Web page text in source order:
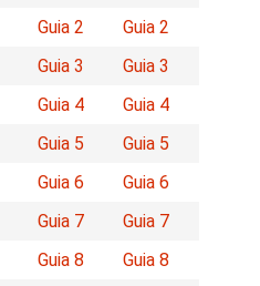
Guia 2
Guia 2
Guia 3
Guia 3
Guia 4
Guia 4
Guia 5
Guia 5
Guia 6
Guia 6
Guia 7
Guia 7
Guia 8
Guia 8